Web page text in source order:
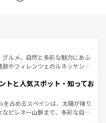
ルメ、自然と多彩な魅力にあふ
跡やフィレンツェのルネッサンス
い田園風景やアマルフィ海岸の絶
ない。観光の合間には、本場の
のイタリア料理を堪能することも
眠るまで、すべての瞬間を楽し
トと人気スポット・知ってお
を占めるスペインは、太陽が降り
ピレネー山脈まで、多彩な自然